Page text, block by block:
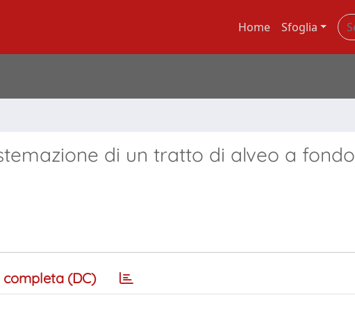
Home Sfoglia
di un tratto di alveo a fondo
completa (DC)